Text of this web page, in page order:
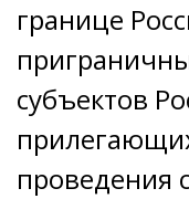
границе
субъектов
проведения